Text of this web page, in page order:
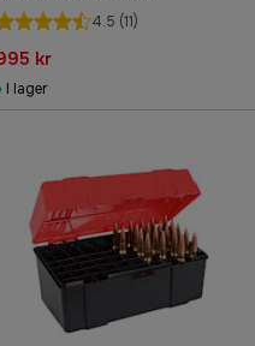
4.5 (11)
kr
I lager